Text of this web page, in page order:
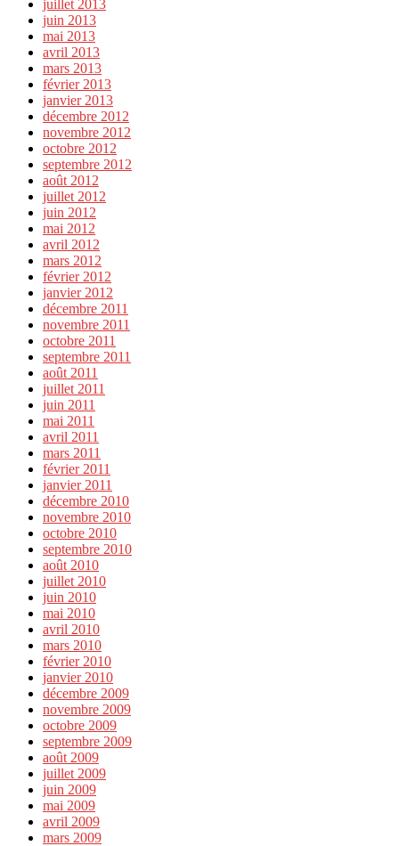
juillet 2013
juin 2013
mai 2013
avril 2013
mars 2013
février 2013
janvier 2013
décembre 2012
novembre 2012
octobre 2012
septembre 2012
août 2012
juillet 2012
juin 2012
mai 2012
avril 2012
mars 2012
février 2012
janvier 2012
décembre 2011
novembre 2011
octobre 2011
septembre 2011
août 2011
juillet 2011
juin 2011
mai 2011
avril 2011
mars 2011
février 2011
janvier 2011
décembre 2010
novembre 2010
octobre 2010
septembre 2010
août 2010
juillet 2010
juin 2010
mai 2010
avril 2010
mars 2010
février 2010
janvier 2010
décembre 2009
novembre 2009
octobre 2009
septembre 2009
août 2009
juillet 2009
juin 2009
mai 2009
avril 2009
mars 2009